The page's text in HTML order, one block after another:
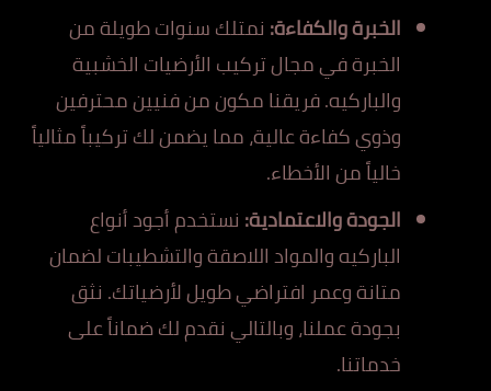
الخبرة والكفاءة: نمتلك سنوات طويلة من
الخبرة في مجال تركيب الأرضيات الخشبية
والباركيه. فريقنا مكون من فنيين محترفين
وذوي كفاءة عالية، مما يضمن لك تركيباً مثالياً
خالياً من الأخطاء.
الجودة والاعتمادية: نستخدم أجود أنواع
الباركيه والمواد اللاصقة والتشطيبات لضمان
متانة وعمر افتراضي طويل لأرضياتك. نثق
بجودة عملنا، وبالتالي نقدم لك ضماناً على
خدماتنا.